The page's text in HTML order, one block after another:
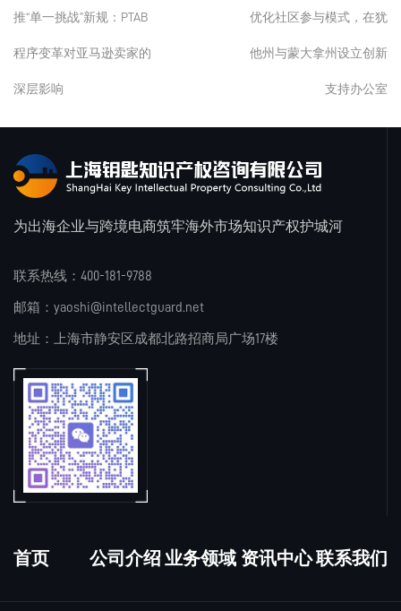
推“单一挑战”新规：PTAB
程序变革对亚马逊卖家的
深层影响
优化社区参与模式，在犹
他州与蒙大拿州设立创新
支持办公室
为出海企业与跨境电商筑牢海外市场知识产权护城河
联系热线：400-181-9788
邮箱：yaoshi@intellectguard.net
地址：上海市静安区成都北路招商局广场17楼
首页 公司介绍 业务领域 资讯中心 联系我们